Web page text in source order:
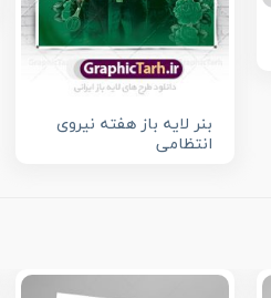
بنر لایه باز هفته نیروی
انتظامی